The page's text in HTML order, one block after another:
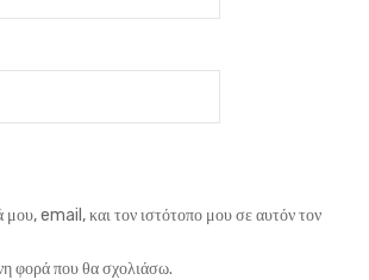
email, και τον ιστότοπο μου σε αυτόν τον
φορά που θα σχολιάσω.